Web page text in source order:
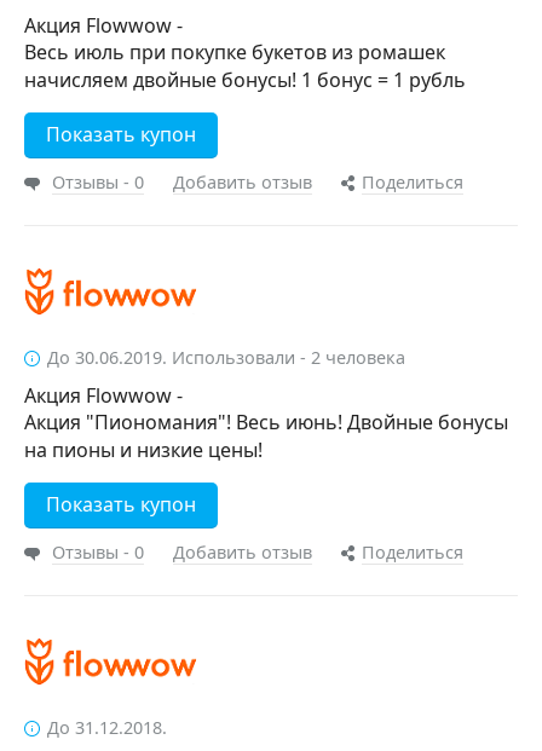
Акция Flowwow -
Весь июль при покупке букетов из ромашек
начисляем двойные бонусы! 1 бонус = 1 рубль
Показать купон
Отзывы - 0 Добавить отзыв Поделиться
До 30.06.2019. Использовали - 2 человека
Акция Flowwow -
Акция "Пиономания"! Весь июнь! Двойные бонусы
на пионы и низкие цены!
Показать купон
Отзывы - 0 Добавить отзыв Поделиться
До 31.12.2018.